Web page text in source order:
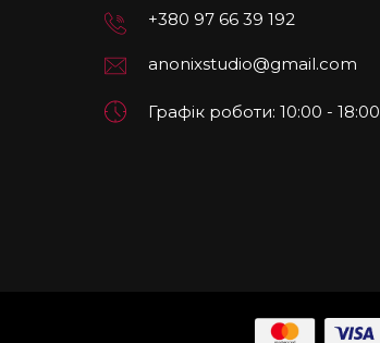
+380 97 66 39 192
anonixstudio@gmail.com
Графік роботи: 10:00 - 18:00